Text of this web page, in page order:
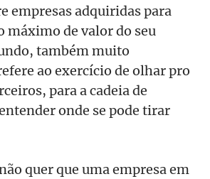
empresas adquiridas para
máximo de valor do seu
também muito
ao exercício de olhar pro
para a cadeia de
onde se pode tirar
quer que uma empresa em